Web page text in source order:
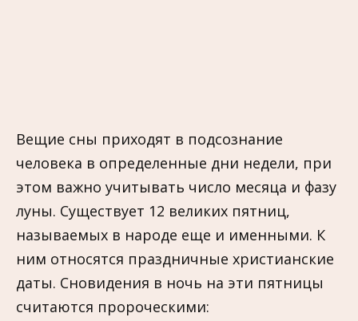
Вещие сны приходят в подсознание
человека в определенные дни недели, при
этом важно учитывать число месяца и фазу
луны. Существует 12 великих пятниц,
называемых в народе еще и именными. К
ним относятся праздничные христианские
даты. Сновидения в ночь на эти пятницы
считаются пророческими: